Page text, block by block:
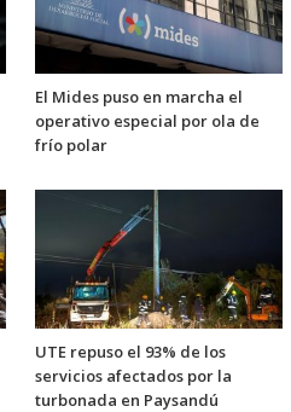
El Mides puso en marcha el
operativo especial por ola de
frío polar
UTE repuso el 93% de los
servicios afectados por la
turbonada en Paysandú